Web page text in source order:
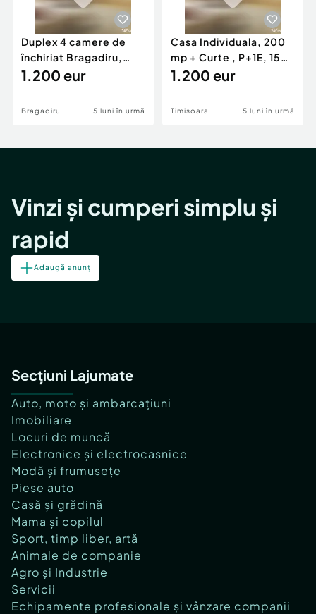
Duplex 4 camere de
închiriat Bragadiru,
curte 100 mp, pa...
1.200 eur
Bragadiru 5 luni în urmă
Casa Individuala, 200
mp + Curte , P+1E, 150
mp, zona Girocu
1.200 eur
Timisoara 5 luni în urmă
Vinzi și cumperi simplu și
rapid
Adaugă anunț
Secțiuni Lajumate
Auto, moto și ambarcațiuni
Imobiliare
Locuri de muncă
Electronice și electrocasnice
Modă și frumusețe
Piese auto
Casă și grădină
Mama și copilul
Sport, timp liber, artă
Animale de companie
Agro și Industrie
Servicii
Echipamente profesionale și vânzare companii